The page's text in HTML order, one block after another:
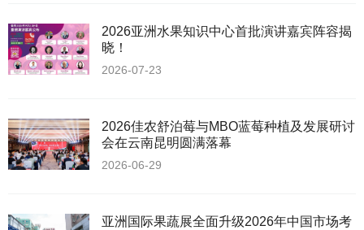
2026亚洲水果知识中心首批演讲嘉宾阵容揭
晓！
2026-07-23
2026佳农舒泊莓与MBO蓝莓种植及发展研讨
会在云南昆明圆满落幕
2026-06-29
亚洲国际果蔬展全面升级2026年中国市场考